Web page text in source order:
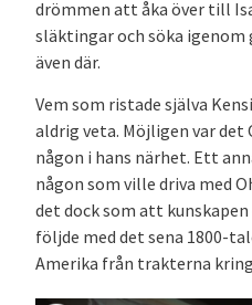
drömmen att åka över till
släktingar och söka
även där.
Vem som ristade själva
aldrig veta. Möjligen var
någon i hans närhet. Ett
någon som ville driva med
det dock som att
följde med det sena 1800-
Amerika från trakterna